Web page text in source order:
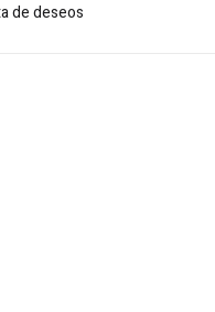
de deseos